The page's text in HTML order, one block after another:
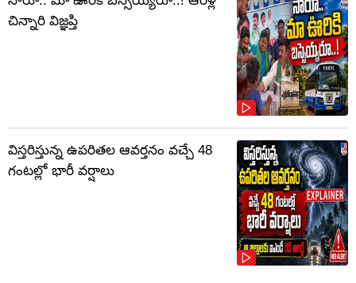
చిన్నారి విజ్ఞప్తి
విస్తరిస్తున్న ఉపరితల ఆవర్తనం వచ్చే 48
గంటల్లో భారీ వర్షాలు